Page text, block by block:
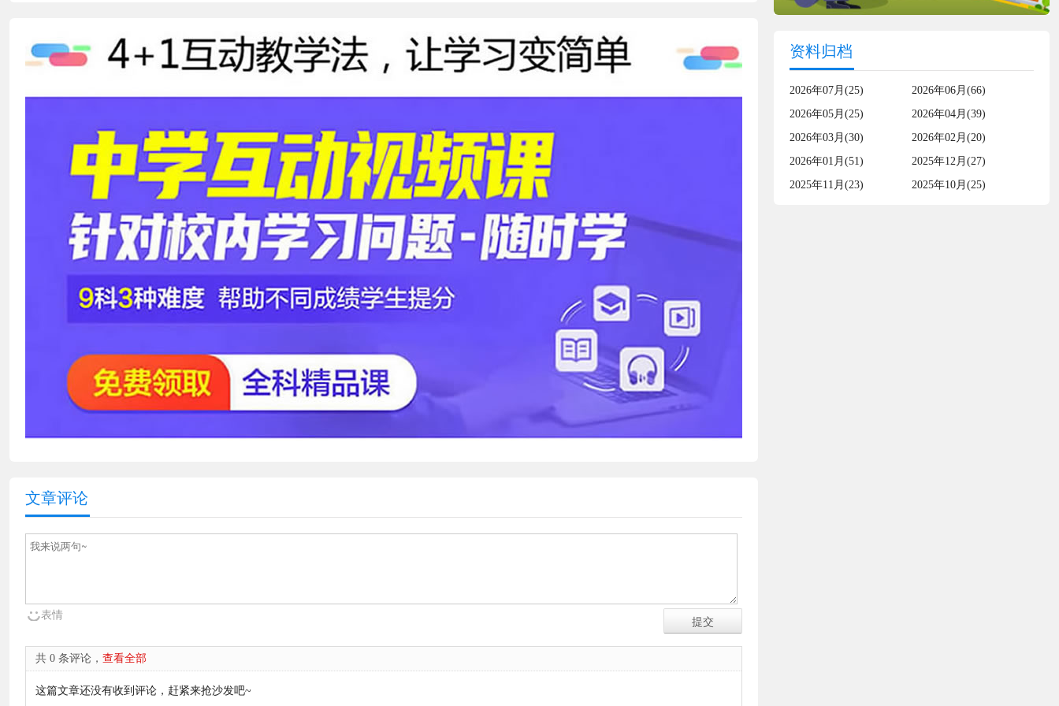
文章评论
表情
共 0 条评论， 查看全部
这篇文章还没有收到评论，赶紧来抢沙发吧~
资料归档
2026年07月(25)
2026年06月(66)
2026年05月(25)
2026年04月(39)
2026年03月(30)
2026年02月(20)
2026年01月(51)
2025年12月(27)
2025年11月(23)
2025年10月(25)